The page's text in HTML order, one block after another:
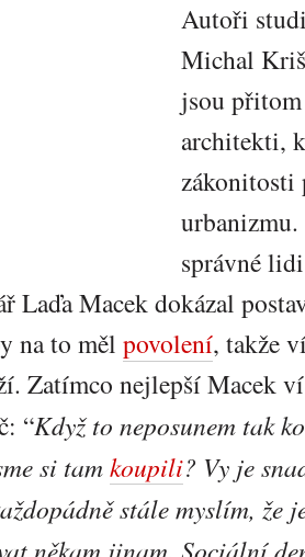
Autoři
Michal
jsou
architekti,
urbanizmu.
správné
Laďa Macek dokázal
na to měl povolení, takže
Zatímco nejlepší Macek
“Když to neposunem tak
si tamkoupili? Vy je
stále myslím, že
někam jinam. Sociální